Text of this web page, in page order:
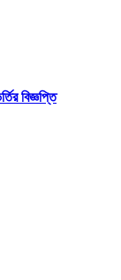
বিজ্ঞপ্তি